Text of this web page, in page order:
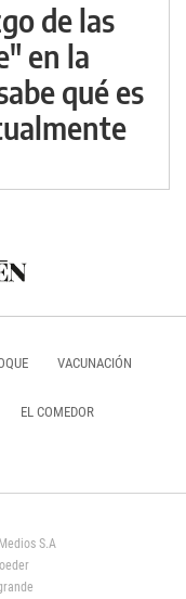
de las
en la
qué es
VACUNACIÓN
EL COMEDOR
S.A